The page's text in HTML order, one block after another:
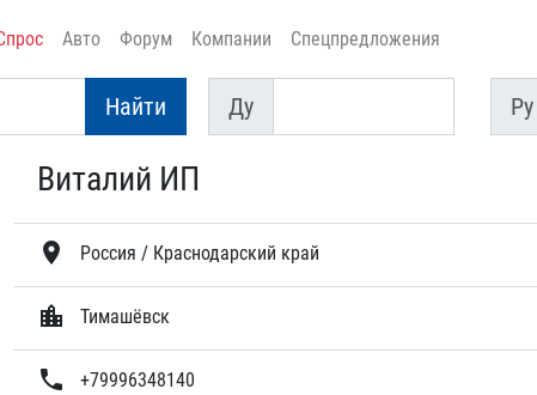
Авто Форум Компании Спецпредложения
Найти
Ду
Ду
Py
Py
Виталий ИП
location_on Россия / Краснодарский край
location_city Тимашёвск
phone +79996348140